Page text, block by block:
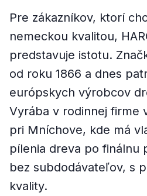
Pre zákazníkov, ktorí
nemeckou kvalitou,
predstavuje istotu.
od roku 1866 a dnes
európskych výrobcov
Vyrába v rodinnej firme
pri Mníchove, kde má
pílenia dreva po finálnu
bez subdodávateľov, s
kvality.